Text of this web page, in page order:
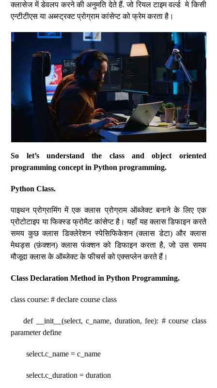
क्लासेज में डेवलप करने की अनुमति देते हैं. जो रियल टाइम वर्ल्ड मे किसी
एन्टीटीएस या अब्स्ट्रक्ट प्रोग्राम कांसेप्ट को फ्रेम करता है।
So let’s understand the class and object oriented
programming concept in Python programming.
Python Class.
पाइथन प्रोग्रामिंग में एक क्लास प्रोग्राम ऑब्जेक्ट बनाने के लिए एक
प्रोटोटाइप या फिक्स्ड फ्रोमैट कांसेप्ट है। यहाँ यह क्लास डिफाइन करते
समय कुछ क्लास डिक्लेरेशन स्पेसिफिकेशन (क्लास डेटा) और क्लास
मेथड्स (फ़ंक्शन) क्लास फंक्शन को डिफाइन करता है, जो उस समय
मौजूदा क्लास के ऑब्जेक्ट के फीचर्स को एक्सप्लेन करते हैं।
Class Declaration Method in Python Programming.
class course: # declare course class
def __init__(select, c_name, duration, fee): # course class
parameter define
select.c_name = c_name
select.c_duration = duration